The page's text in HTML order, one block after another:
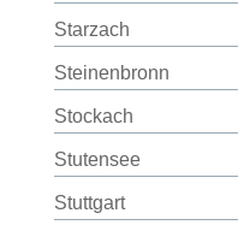
Starzach
Steinenbronn
Stockach
Stutensee
Stuttgart